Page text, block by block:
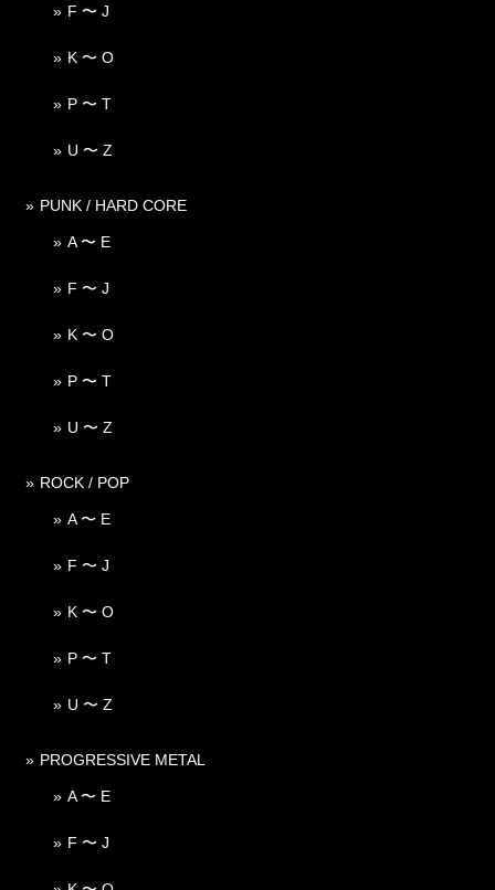
F 〜 J
K 〜 O
P 〜 T
U 〜 Z
PUNK / HARD CORE
A 〜 E
F 〜 J
K 〜 O
P 〜 T
U 〜 Z
ROCK / POP
A 〜 E
F 〜 J
K 〜 O
P 〜 T
U 〜 Z
PROGRESSIVE METAL
A 〜 E
F 〜 J